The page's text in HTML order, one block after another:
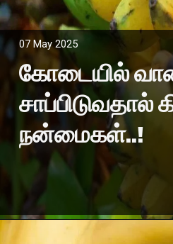
07 May 2025
கோடையில்
சாப்பிடுவதால்
நன்மைகள்..!